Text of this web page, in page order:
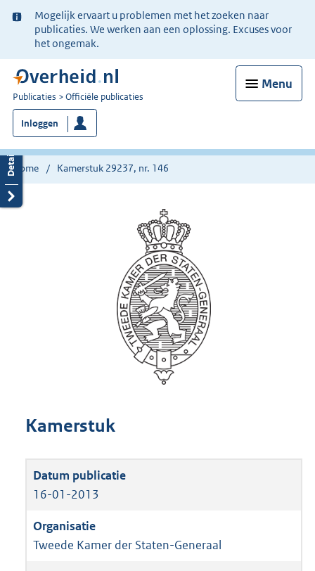
Ter
informatie:
Mogelijk ervaart u problemen met het zoeken naar
publicaties. We werken aan een oplossing. Excuses voor
het ongemak.
Menu
U
bent
nu
hier:
Publicaties Officiële publicaties
Inloggen
Home Kamerstuk 29237, nr. 146
Kamerstuk
16-01-2013
Tweede Kamer der Staten-Generaal